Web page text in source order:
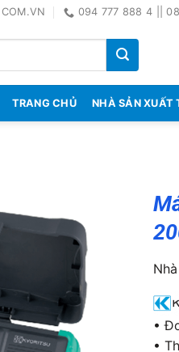
094 777 888 4 ||
TRANG CHỦ NHÀ SẢN XUẤT
•
•